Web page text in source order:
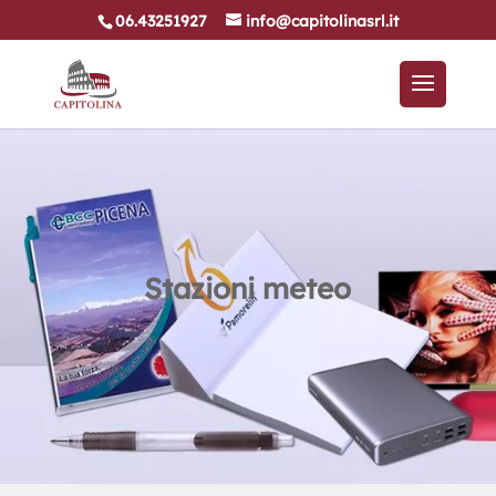
06.43251927 info@capitolinasrl.it
Stazioni meteo